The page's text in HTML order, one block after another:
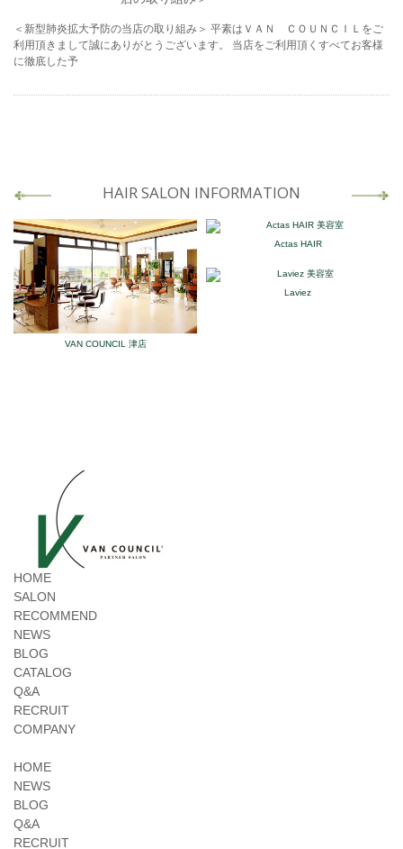
＜新型肺炎拡大予防の当店の取り組み＞ 平素はＶＡＮ ＣＯＵＮＣＩＬをご
利用頂きまして誠にありがとうございます。 当店をご利用頂くすべてお客様
に徹底した予
HAIR SALON INFORMATION
VAN COUNCIL 津店
Actas HAIR
Laviez
HOME
SALON
RECOMMEND
NEWS
BLOG
CATALOG
Q&A
RECRUIT
COMPANY
HOME
NEWS
BLOG
Q&A
RECRUIT